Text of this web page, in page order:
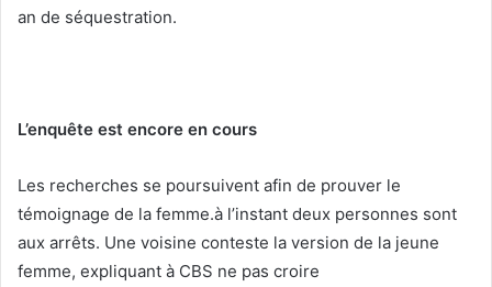
an de séquestration.
L’enquête est encore en cours
Les recherches se poursuivent afin de prouver le
témoignage de la femme.à l’instant deux personnes sont
aux arrêts. Une voisine conteste la version de la jeune
femme, expliquant à CBS ne pas croire